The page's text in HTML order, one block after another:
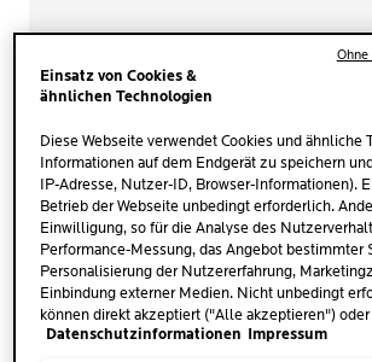
HYALU B5
(0)
0.0
von
Sternen.
Glättendes, hydratisierendes
und mattierendes
Feuchtigkeits-Gel
JETZT KAUFEN
4.6
von
5
Sternen.
2405
Anti-Falten
glättendem
empfindliche
JETZT
BESTSELLER
Einsatz von Cookies &
ähnlichen Technologien
Diese Webseite verwendet Cookies und ähnliche
Informationen auf dem Endgerät zu speichern
IP-Adresse, Nutzer-ID, Browser-Informationen).
Betrieb der Webseite unbedingt erforderlich.
Einwilligung, so für die Analyse des
Performance-Messung, das Angebot bestimmter
Personalisierung der Nutzererfahrung,
Einbindung externer Medien. Nicht unbedingt
können direkt akzeptiert ("Alle akzeptieren")
Einwilligung fortfahren") werden. Individuelle
Datenschutzinformationen Impressum